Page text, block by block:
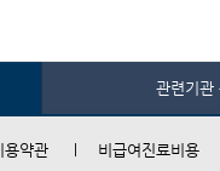
관련기관
용약관 비급여진료비용